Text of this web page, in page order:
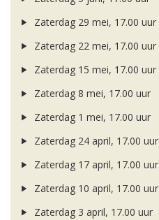
Zaterdag 29 mei, 17.00 uur
Zaterdag 22 mei, 17.00 uur
Zaterdag 15 mei, 17.00 uur
Zaterdag 8 mei, 17.00 uur
Zaterdag 1 mei, 17.00 uur
Zaterdag 24 april, 17.00 uur
Zaterdag 17 april, 17.00 uur
Zaterdag 10 april, 17.00 uur
Zaterdag 3 april, 17.00 uur